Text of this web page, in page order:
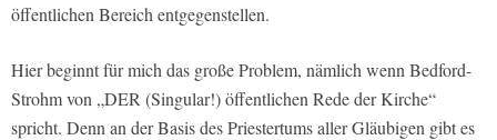
öffentlichen Bereich entgegenstellen.
Hier beginnt für mich das große Problem, nämlich wenn Bedford-
Strohm von „DER (Singular!) öffentlichen Rede der Kirche“
spricht. Denn an der Basis des Priestertums aller Gläubigen gibt es